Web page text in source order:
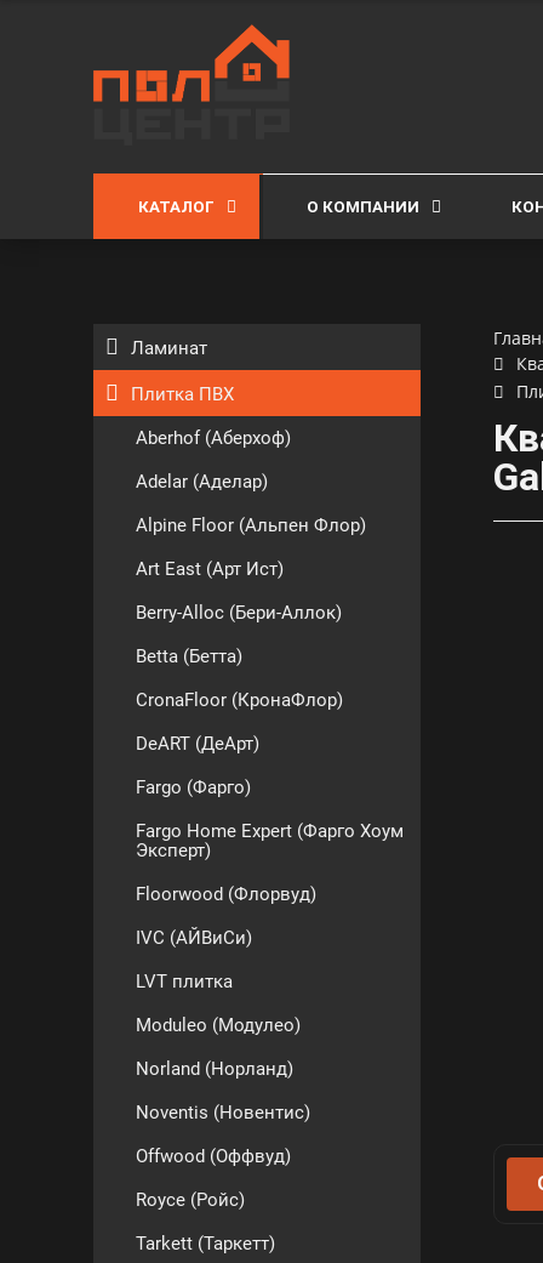
КАТАЛОГ О КОМПАНИИ
Ламинат
Плитка ПВХ
Aberhof (Аберхоф)
Adelar (Аделар)
Alpine Floor (Альпен Флор)
Art East (Арт Ист)
Berry-Alloc (Бери-Аллок)
Betta (Бетта)
CronaFloor (КронаФлор)
DeART (ДеАрт)
Fargo (Фарго)
Fargo Home Expert (Фарго Хоум
Эксперт)
Floorwood (Флорвуд)
IVC (АЙВиСи)
LVT плитка
Moduleo (Модулео)
Norland (Норланд)
Noventis (Новентис)
Offwood (Оффвуд)
Royce (Ройс)
Tarkett (Таркетт)